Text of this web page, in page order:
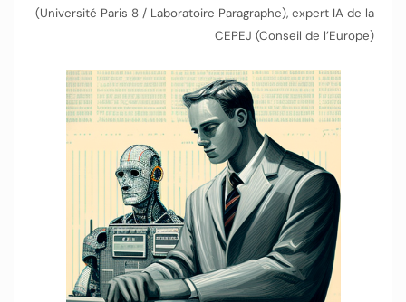
(Université Paris 8 / Laboratoire Paragraphe), expert IA de la
CEPEJ (Conseil de l’Europe)